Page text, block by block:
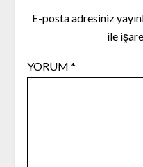
E-posta adresiniz
ile
YORUM *